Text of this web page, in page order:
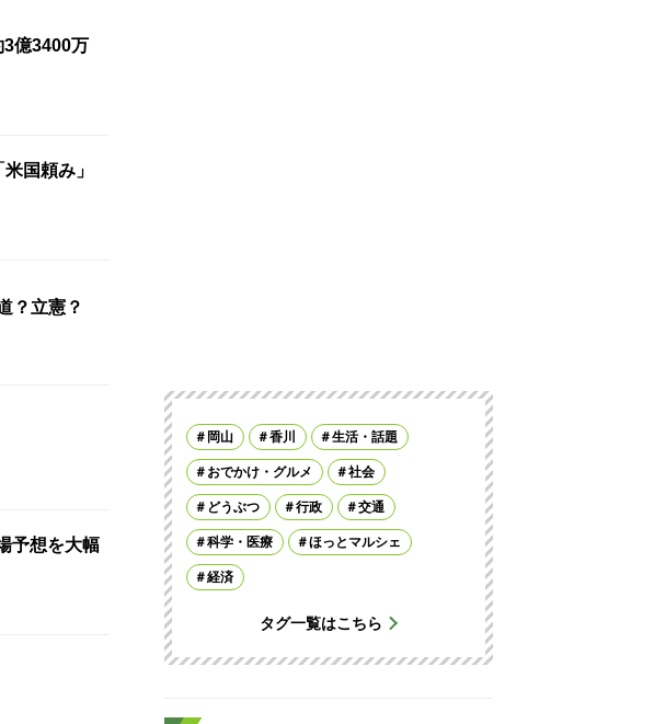
億3400万
国頼み」
？立憲？
予想を大幅
岡山 香川 生活・話題
おでかけ・グルメ 社会
どうぶつ 行政 交通
科学・医療 ほっとマルシェ
経済
タグ一覧はこちら